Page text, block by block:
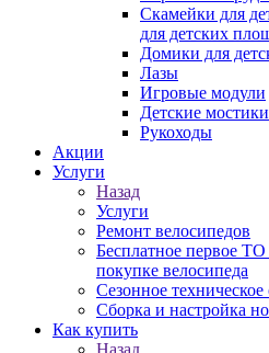
Скамейки для
для детских
Домики для
Лазы
Игровые модули
Детские мостики
Рукоходы
Акции
Услуги
Назад
Услуги
Ремонт велосипедов
Бесплатное первое
покупке велосипеда
Сезонное
Сборка и настройка
Как купить
Назад